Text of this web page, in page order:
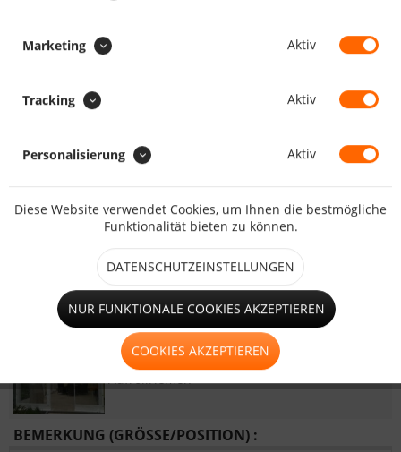
Hohlsaum
Tür mit 2xReißverschluss und
Aufrollriemen
BEMERKUNG (GRÖSSE/POSITION) :
Marketing Aktiv
Tracking Aktiv
Personalisierung Aktiv
Diese Website verwendet Cookies, um Ihnen die bestmögliche
Funktionalität bieten zu können.
DATENSCHUTZEINSTELLUNGEN
NUR FUNKTIONALE COOKIES AKZEPTIEREN
COOKIES AKZEPTIEREN